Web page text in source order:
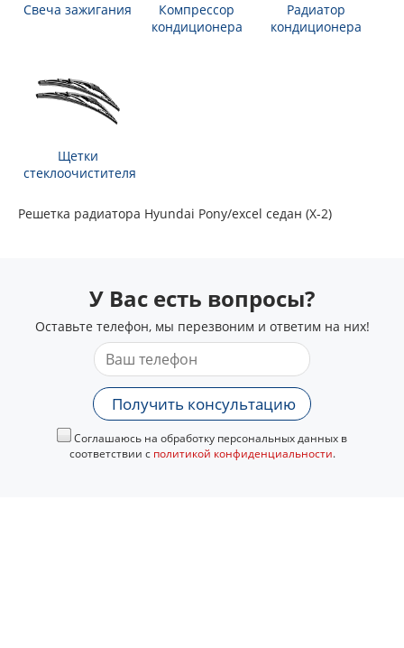
Свеча зажигания
Компрессор
кондиционера
Радиатор
кондиционера
Щетки
стеклоочистителя
Решетка радиатора Hyundai Pony/excel седан (X-2)
У Вас есть вопросы?
Оставьте телефон, мы перезвоним и ответим на них!
Получить консультацию
Соглашаюсь на обработку персональных данных в
соответствии с политикой конфиденциальности.